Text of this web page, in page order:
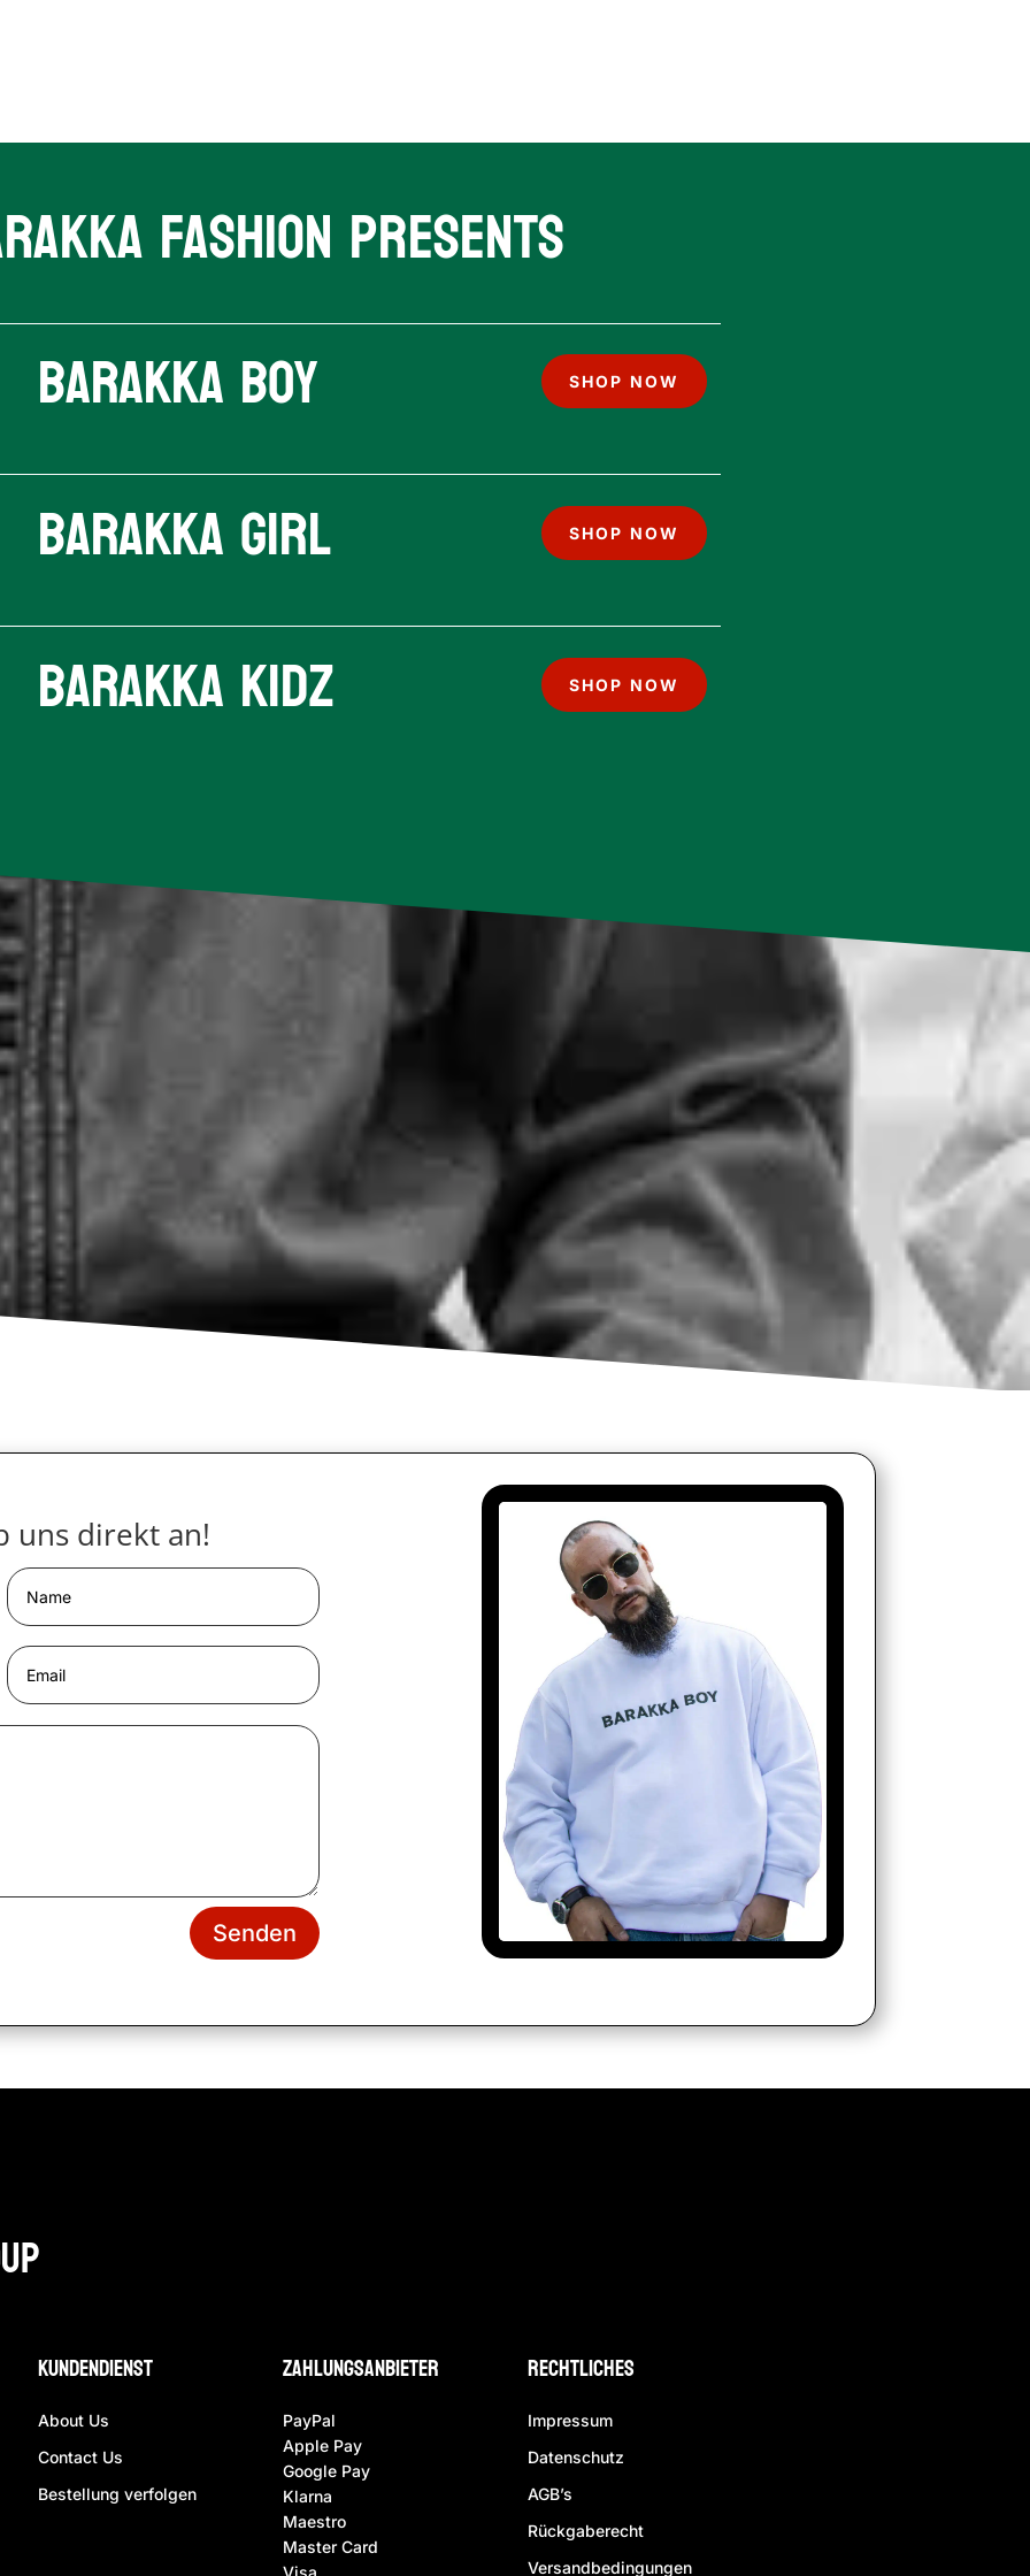
Fashion presents
Barakka Boy SHOP NOW
Barakka Girl SHOP NOW
Barakka Kidz SHOP NOW
uns direkt an!
Senden
Kundendienst
About Us
Contact Us
Bestellung verfolgen
ZAhlungsanbieter
PayPal
Apple Pay
Google Pay
Klarna
Maestro
Master Card
Rechtliches
Impressum
Datenschutz
AGB’s
Rückgaberecht
Versandbedingungen